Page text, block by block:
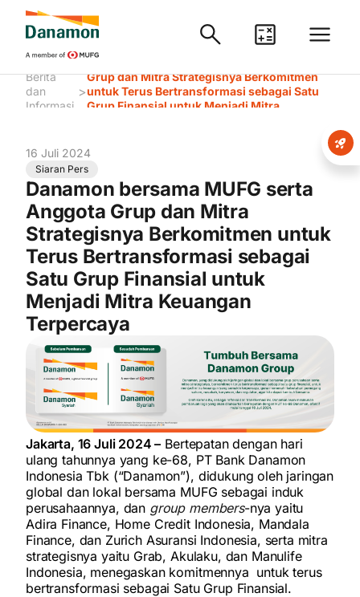
Berita
dan
Informasi
>
Danamon bersama MUFG serta Anggota
Grup dan Mitra Strategisnya Berkomitmen
untuk Terus Bertransformasi sebagai Satu
Grup Finansial untuk Menjadi Mitra
16 Juli 2024
Siaran Pers
Danamon bersama MUFG serta
Anggota Grup dan Mitra
Strategisnya Berkomitmen untuk
Terus Bertransformasi sebagai
Satu Grup Finansial untuk
Menjadi Mitra Keuangan
Terpercaya
Jakarta, 16 Juli 2024 – Bertepatan dengan hari
ulang tahunnya yang ke-68, PT Bank Danamon
Indonesia Tbk (“Danamon”), didukung oleh jaringan
global dan lokal bersama MUFG sebagai induk
perusahaannya, dan group members-nya yaitu
Adira Finance, Home Credit Indonesia, Mandala
Finance, dan Zurich Asuransi Indonesia, serta mitra
strategisnya yaitu Grab, Akulaku, dan Manulife
Indonesia, menegaskan komitmennya untuk terus
bertransformasi sebagai Satu Grup Finansial.